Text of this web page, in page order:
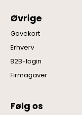
Øvrige
Gavekort
Erhverv
B2B-login
Firmagaver
Følg os